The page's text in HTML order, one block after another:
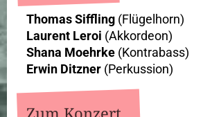
Thomas Siffling (Flügelhorn)
Laurent Leroi (Akkordeon)
Shana Moehrke (Kontrabass)
Erwin Ditzner (Perkussion)